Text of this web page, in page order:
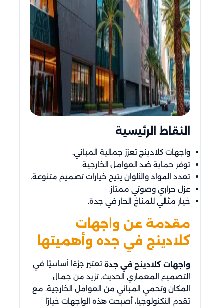
النقاط الرئيسية
واجهات كلادينج تعزز جمالية المباني.
توفر حماية ضد العوامل الخارجية.
تعدد المواد والألوان يتيح خيارات تصميم متنوعة.
عزل حراري وصوتي ممتاز.
خيار مثالي للمناخ الحار في جدة.
مقدمة عن واجهات
كلادينج في جده وأهميتها
واجهات كلادينج في جدة تعتبر جزءًا أساسيًا في
التصميم المعماري الحديث. تزيد من جمال
المكان وتحمي المباني من العوامل الخارجية. مع
تقدم التكنولوجيا، أصبحت هذه الواجهات خيارًا